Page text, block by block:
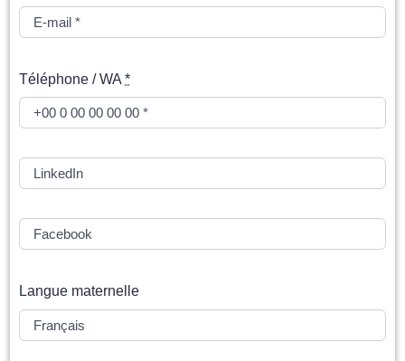
Téléphone / WA *
Langue maternelle